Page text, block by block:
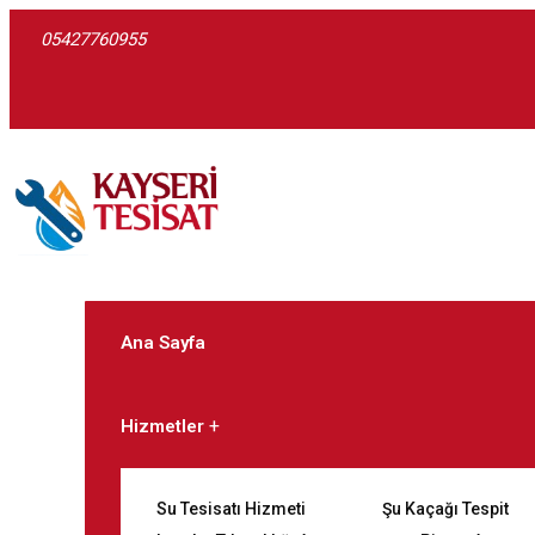
05427760955
Ana Sayfa
Hizmetler
Su Tesisatı Hizmeti Şu Kaçağı Tespit